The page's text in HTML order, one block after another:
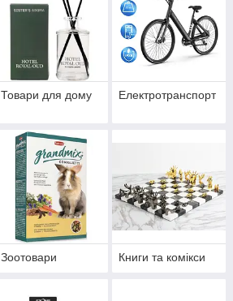
Товари для дому Електротранспорт
Зоотовари Книги та комікси